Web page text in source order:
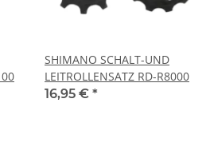
SHIMANO SCHALT-UND
LEITROLLENSATZ RD-R8000
16,95 € *